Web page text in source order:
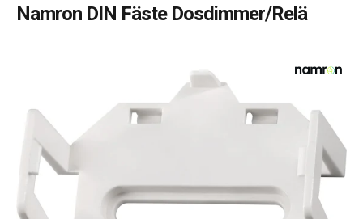
Namron DIN Fäste Dosdimmer/Relä